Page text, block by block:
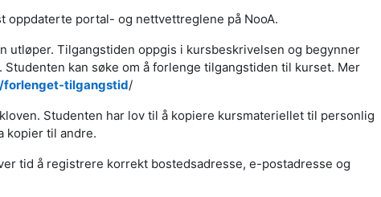
oppdaterte portal- og nettvettreglene på NooA.
utløper. Tilgangstiden oppgis i kursbeskrivelsen og begynner
kan søke om å forlenge tilgangstiden til kurset. Mer
forlenget-tilgangstid/
Studenten har lov til å kopiere kursmateriellet til personlig
kopier til andre.
tid å registrere korrekt bostedsadresse, e-postadresse og